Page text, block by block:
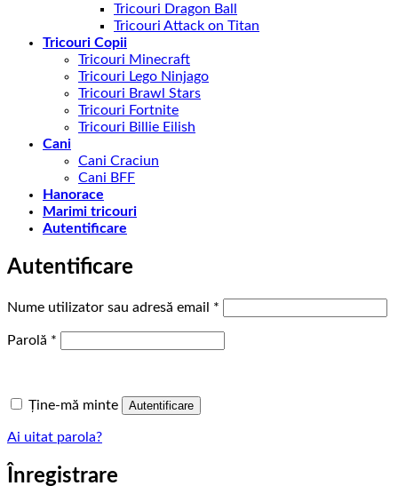
Tricouri Dragon Ball
Tricouri Attack on Titan
Tricouri Copii
Tricouri Minecraft
Tricouri Lego Ninjago
Tricouri Brawl Stars
Tricouri Fortnite
Tricouri Billie Eilish
Cani
Cani Craciun
Cani BFF
Hanorace
Marimi tricouri
Autentificare
Autentificare
Nume utilizator sau adresă email *
Parolă *
Ține-mă minte Autentificare
Ai uitat parola?
Înregistrare